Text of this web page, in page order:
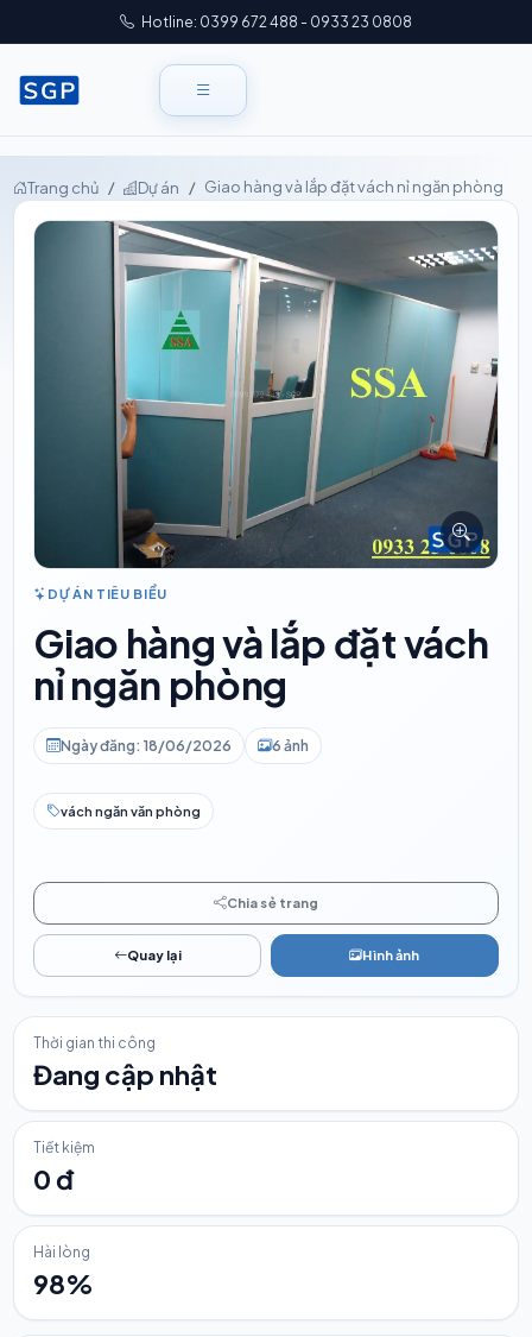
Hotline: 0399 672 488 - 0933 23 0808
Trang chủ Dự án Giao hàng và lắp đặt vách nỉ ngăn phòng
DỰ ÁN TIÊU BIỂU
Giao hàng và lắp đặt vách
nỉ ngăn phòng
Ngày đăng: 18/06/2026 6 ảnh
vách ngăn văn phòng
Chia sẻ trang
Quay lại Hình ảnh
Thời gian thi công
Đang cập nhật
Tiết kiệm
0 đ
Hài lòng
98%